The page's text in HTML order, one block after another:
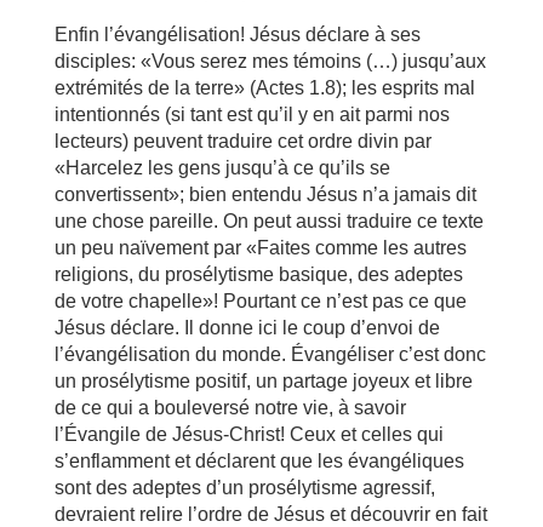
Enfin l’évangélisation! Jésus déclare à ses
disciples: «Vous serez mes témoins (…) jusqu’aux
extrémités de la terre» (Actes 1.8); les esprits mal
intentionnés (si tant est qu’il y en ait parmi nos
lecteurs) peuvent traduire cet ordre divin par
«Harcelez les gens jusqu’à ce qu’ils se
convertissent»; bien entendu Jésus n’a jamais dit
une chose pareille. On peut aussi traduire ce texte
un peu naïvement par «Faites comme les autres
religions, du prosélytisme basique, des adeptes
de votre chapelle»! Pourtant ce n’est pas ce que
Jésus déclare. Il donne ici le coup d’envoi de
l’évangélisation du monde. Évangéliser c’est donc
un prosélytisme positif, un partage joyeux et libre
de ce qui a bouleversé notre vie, à savoir
l’Évangile de Jésus-Christ! Ceux et celles qui
s’enflamment et déclarent que les évangéliques
sont des adeptes d’un prosélytisme agressif,
devraient relire l’ordre de Jésus et découvrir en fait